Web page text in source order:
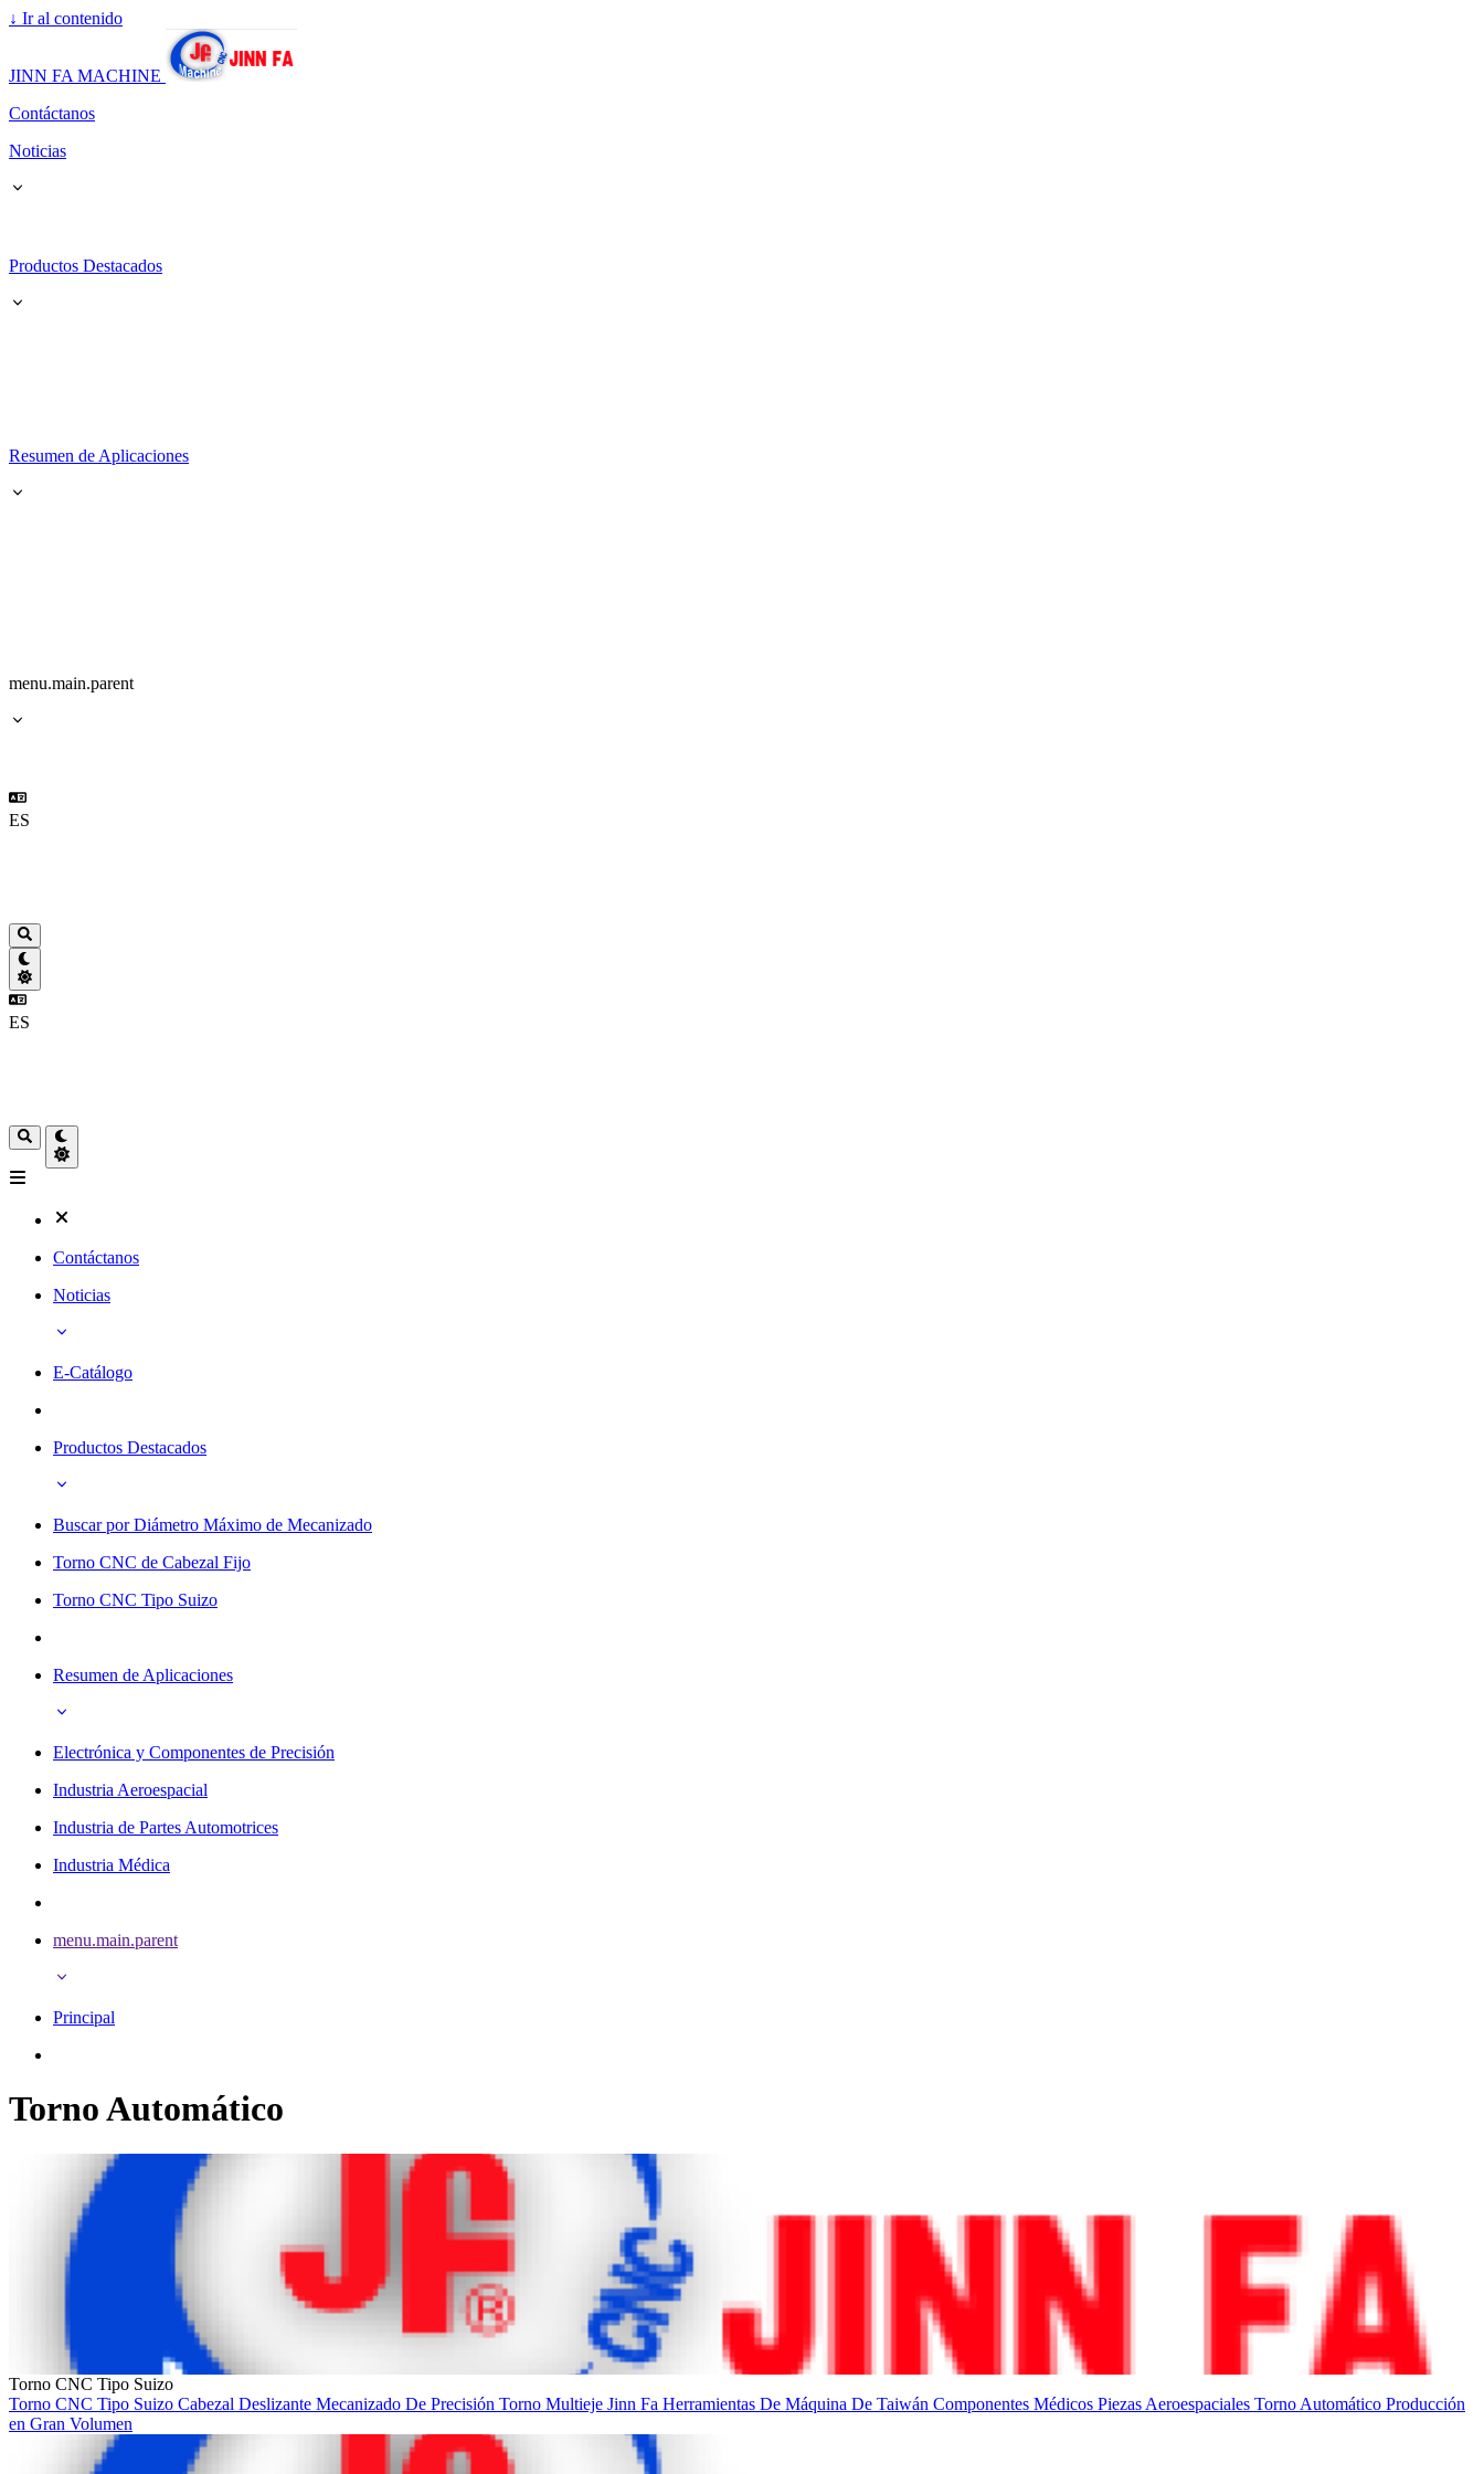
↓ Ir al contenido
JINN FA MACHINE
Contáctanos
Noticias
Productos Destacados
Resumen de Aplicaciones
menu.main.parent
ES
ES
Contáctanos
Noticias
E-Catálogo
Productos Destacados
Buscar por Diámetro Máximo de Mecanizado
Torno CNC de Cabezal Fijo
Torno CNC Tipo Suizo
Resumen de Aplicaciones
Electrónica y Componentes de Precisión
Industria Aeroespacial
Industria de Partes Automotrices
Industria Médica
menu.main.parent
Principal
Torno Automático
Torno CNC Tipo Suizo
Torno CNC Tipo Suizo Cabezal Deslizante Mecanizado De Precisión Torno Multieje Jinn Fa Herramientas De Máquina De Taiwán Componentes Médicos Piezas Aeroespaciales Torno Automático Producción
en Gran Volumen